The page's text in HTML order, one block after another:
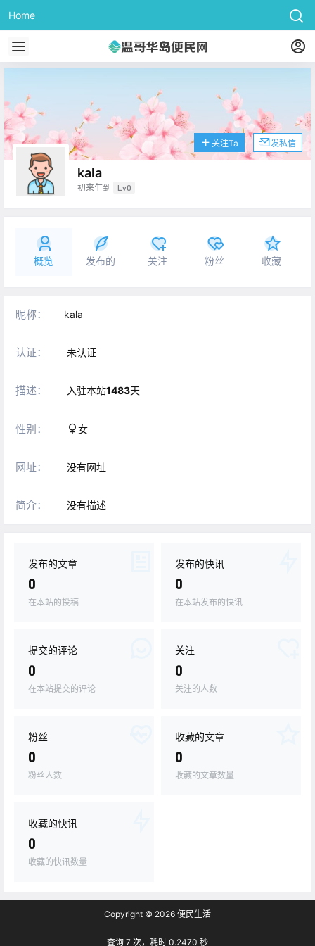
Home
kala
初来乍到 Lv0
关注Ta 发私信
概览 发布的 关注 粉丝 收藏
昵称： kala
认证： 未认证
描述： 入驻本站1483天
性别： 女
网址： 没有网址
简介： 没有描述
发布的文章
0
在本站的投稿
发布的快讯
0
在本站发布的快讯
提交的评论
0
在本站提交的评论
关注
0
关注的人数
粉丝
0
粉丝人数
收藏的文章
0
收藏的文章数量
收藏的快讯
0
收藏的快讯数量
Copyright © 2026 便民生活
查询 7 次，耗时 0.2470 秒